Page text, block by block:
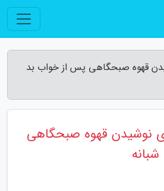
قهوه صبحگاهی پس از خواب بد
نوشیدن قهوه صبحگاهی